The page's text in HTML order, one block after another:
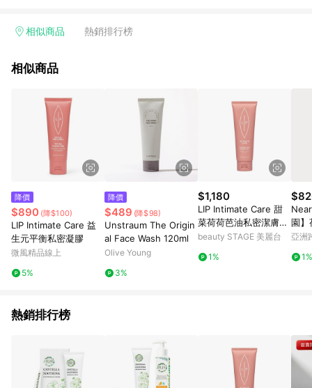
相似商品 熱銷排行榜
相似商品
降價
$890 (降$100)
LIP Intimate Care 益
生元平衡私密凝膠
微風精品線上
5%
降價
$489 (降$98)
Unstraum The Origin
al Face Wash 120ml
Olive Young
3%
$1,180
LIP Intimate Care 甜
菜荷荷芭油私密潔膚乳
1
beauty STAGE 美麗台
1%
園】
亞洲
1%
熱銷排行榜